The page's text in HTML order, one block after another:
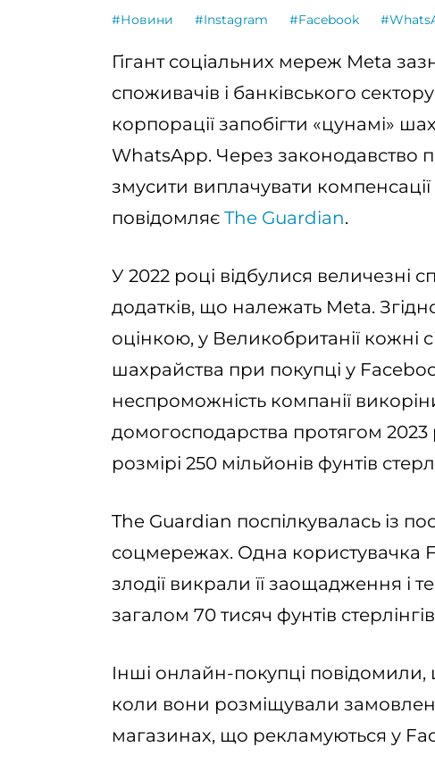
#Новини #Instagram #Facebook
Гігант соціальних мереж Meta
споживачів і банківського
корпорації запобігти «цунамі»
WhatsApp. Через законодавство
змусити виплачувати
повідомляє The Guardian.
У 2022 році відбулися величезні
додатків, що належать Meta.
оцінкою, у Великобританії кожні
шахрайства при покупці у
неспроможність компанії
домогосподарства протягом 2023
розмірі 250 мільйонів фунтів
The Guardian поспілкувалась із
соцмережах. Одна користувачка
злодії викрали її заощадження і
загалом 70 тисяч фунтів
Інші онлайн-покупці
коли вони розміщували
магазинах, що рекламуються у